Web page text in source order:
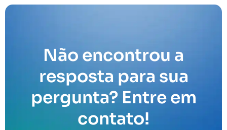
Não encontrou a
resposta para sua
pergunta? Entre em
contato!